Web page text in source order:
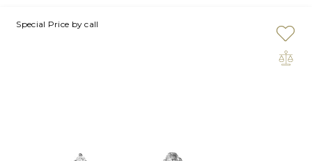
Special Price by call